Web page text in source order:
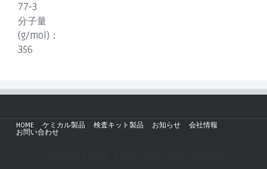
77-3
分子量
(g/mol)：
356
HOME ケミカル製品 検査キット製品 お知らせ
会社情報
お問い合わせ